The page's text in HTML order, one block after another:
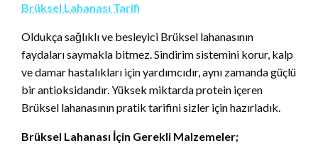
Brüksel Lahanası Tarifi
Oldukça sağlıklı ve besleyici Brüksel lahanasının
faydaları saymakla bitmez. Sindirim sistemini korur, kalp
ve damar hastalıkları için yardımcıdır, aynı zamanda güçlü
bir antioksidandır. Yüksek miktarda protein içeren
Brüksel lahanasının pratik tarifini sizler için hazırladık.
Brüksel Lahanası İçin Gerekli Malzemeler;